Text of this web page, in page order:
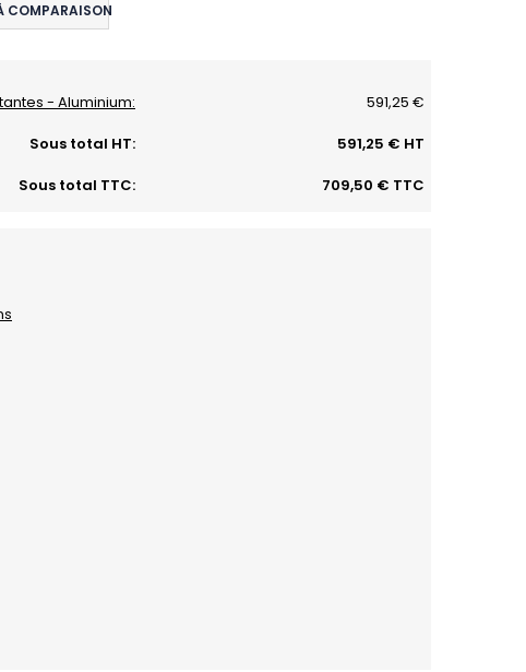
COMPARAISON
- Aluminium:
591,25 €
Sous total HT:
591,25 € HT
Sous total TTC:
709,50 € TTC